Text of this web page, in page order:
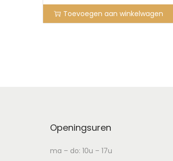
Toevoegen aan winkelwagen
Openingsuren
ma – do: 10u – 17u